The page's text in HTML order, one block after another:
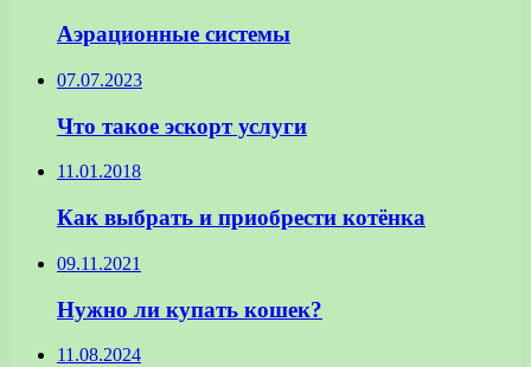
Аэрационные системы
07.07.2023
Что такое эскорт услуги
11.01.2018
Как выбрать и приобрести котёнка
09.11.2021
Нужно ли купать кошек?
11.08.2024